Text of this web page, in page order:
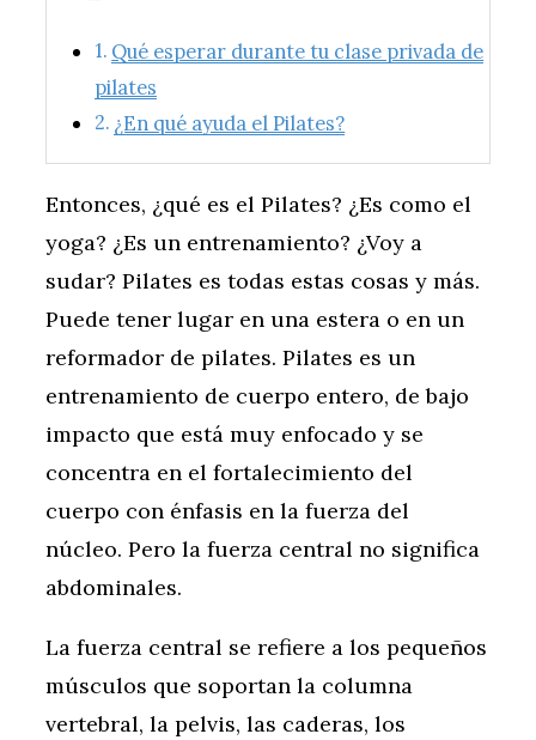
Qué esperar durante tu clase privada de
pilates
¿En qué ayuda el Pilates?
Entonces, ¿qué es el Pilates? ¿Es como el
yoga? ¿Es un entrenamiento? ¿Voy a
sudar? Pilates es todas estas cosas y más.
Puede tener lugar en una estera o en un
reformador de pilates. Pilates es un
entrenamiento de cuerpo entero, de bajo
impacto que está muy enfocado y se
concentra en el fortalecimiento del
cuerpo con énfasis en la fuerza del
núcleo. Pero la fuerza central no significa
abdominales.
La fuerza central se refiere a los pequeños
músculos que soportan la columna
vertebral, la pelvis, las caderas, los